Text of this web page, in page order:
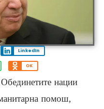
LinkedIn
OK
нации
помош,